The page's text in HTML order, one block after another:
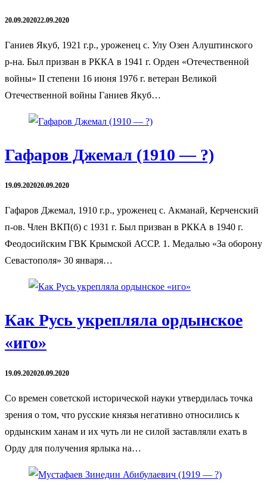
20.09.202022.09.2020
Ганиев Якуб, 1921 г.р., уроженец с. Улу Озен Алуштинского
р-на. Был призван в РККА в 1941 г. Орден «Отечественной
войны» II степени 16 июня 1976 г. ветеран Великой
Отечественной войны Ганиев Якуб…
Гафаров Джемал (1910 — ?)
19.09.202020.09.2020
Гафаров Джемал, 1910 г.р., уроженец с. Акманай, Керченский
п-ов. Член ВКП(б) с 1931 г. Был призван в РККА в 1940 г.
Феодосийским ГВК Крымской АССР. 1. Медалью «За оборону
Севастополя» 30 января…
Как Русь укрепляла ордынское
«иго»
19.09.202020.09.2020
Со времен советской исторической науки утвердилась точка
зрения о том, что русские князья негативно относились к
ордынским ханам и их чуть ли не силой заставляли ехать в
Орду для получения ярлыка на…